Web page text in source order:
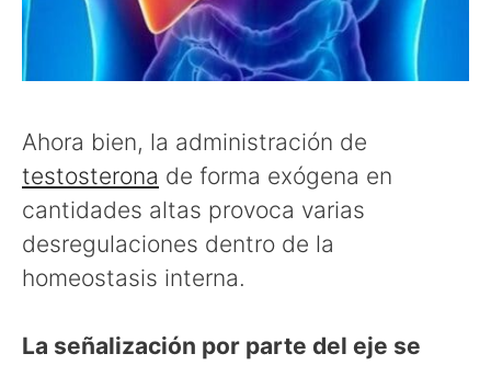
Ahora bien, la administración de
testosterona de forma exógena en
cantidades altas provoca varias
desregulaciones dentro de la
homeostasis interna.
La señalización por parte del eje se